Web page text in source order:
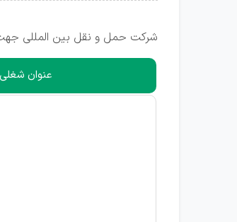
شرکت حمل و نقل بین المللی
عنوان شغلی